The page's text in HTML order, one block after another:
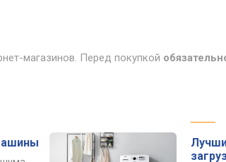
магазинов. Перед покупкой